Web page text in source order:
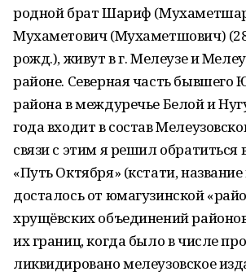
родной брат Шариф
Мухаметович (Мухаметшович)
рожд.), живут в г. Мелеузе и
районе. Северная часть бывшего
района в междуречье Белой и
года входит в состав
связи с этим я решил обратиться
«Путь Октября» (кстати,
досталось от юмагузинской
хрущёвских объединений
их границ, когда было в числе
ликвидировано мелеузовское